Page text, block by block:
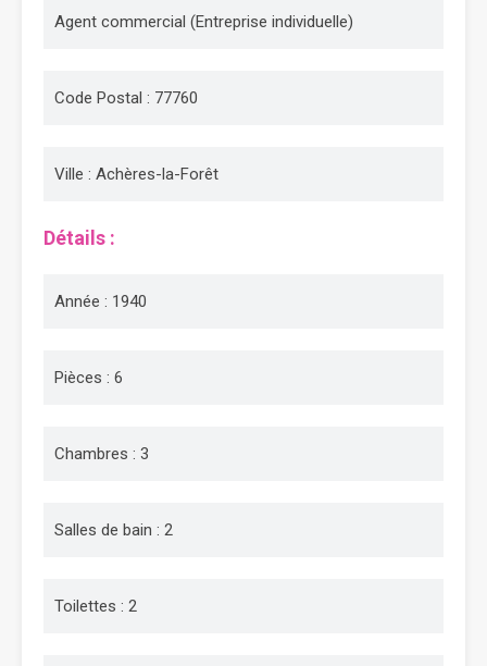
Agent commercial (Entreprise individuelle)
Code Postal : 77760
Ville : Achères-la-Forêt
Détails :
Année : 1940
Pièces : 6
Chambres : 3
Salles de bain : 2
Toilettes : 2